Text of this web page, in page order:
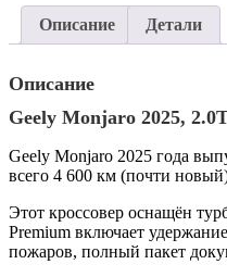
Описание Детали
Описание
Geely Monjaro 2025,
Geely Monjaro 2025 года
всего 4 600 км (почти
Этот кроссовер оснащён
Premium включает
пожаров, полный пакет